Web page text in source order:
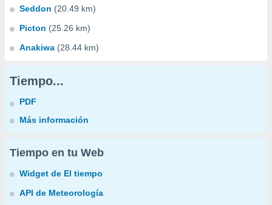
Seddon (20.49 km)
Picton (25.26 km)
Anakiwa (28.44 km)
Tiempo...
PDF
Más información
Tiempo en tu Web
Widget de El tiempo
API de Meteorología